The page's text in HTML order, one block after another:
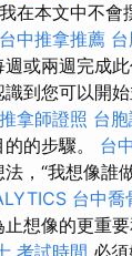
在本文中不會
台中推拿推薦
或兩週完成
到您可以開
推拿師證照 台
的步驟。 台
，“我想像誰
台中喬
想像的更重
考試時間 必